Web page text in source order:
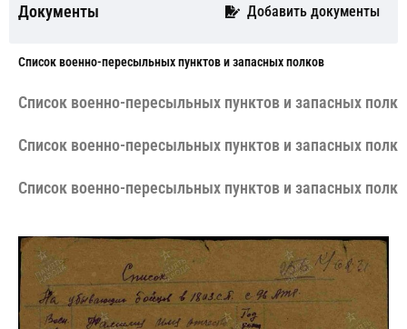
Документы Добавить документы
Cписок военно-пересыльных пунктов и запасных полков
Cписок военно-пересыльных пунктов и запасных
Cписок военно-пересыльных пунктов и запасных
Cписок военно-пересыльных пунктов и запасных